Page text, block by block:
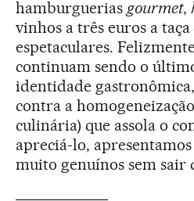
hamburguerias gourmet,
vinhos a três euros a
espetaculares.
continuam sendo o
identidade
contra a
culinária) que assola o
apreciá-lo,
muito genuínos sem sair